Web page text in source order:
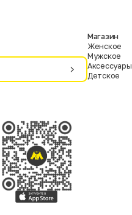
Магазин
Женское
Мужское
Аксессуары
Детское